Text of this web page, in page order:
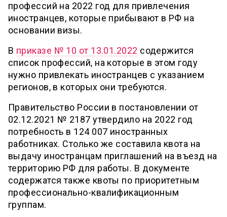
профессий на 2022 год для привлечения
иностранцев, которые прибывают в РФ на
основании визы.
В приказе № 10 от 13.01.2022 содержится
список профессий, на которые в этом году
нужно привлекать иностранцев с указанием
регионов, в которых они требуются.
Правительство России в постановлении от
02.12.2021 № 2187 утвердило на 2022 год
потребность в 124 007 иностранных
работниках. Столько же составила квота на
выдачу иностранцам приглашений на въезд на
территорию РФ для работы. В документе
содержатся также квоты по приоритетным
профессионально-квалификационным
группам.